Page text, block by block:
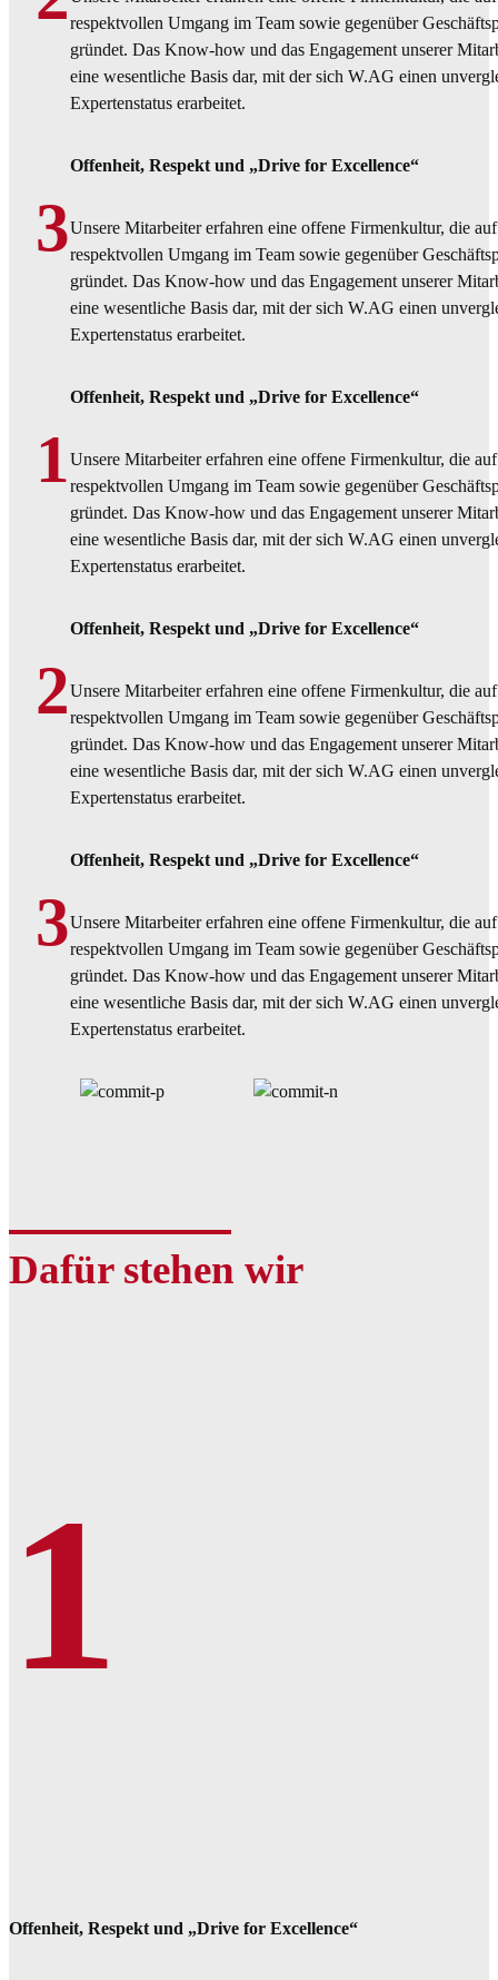
respektvollen Umgang im Team sowie gegenüber
gründet. Das Know-how und das Engagement unserer
eine wesentliche Basis dar, mit der sich W.AG einen
Expertenstatus erarbeitet.
3
Offenheit, Respekt und „Drive for Excellence“
Unsere Mitarbeiter erfahren eine offene Firmenkultur, die
respektvollen Umgang im Team sowie gegenüber
gründet. Das Know-how und das Engagement unserer
eine wesentliche Basis dar, mit der sich W.AG einen
Expertenstatus erarbeitet.
1
Offenheit, Respekt und „Drive for Excellence“
Unsere Mitarbeiter erfahren eine offene Firmenkultur, die
respektvollen Umgang im Team sowie gegenüber
gründet. Das Know-how und das Engagement unserer
eine wesentliche Basis dar, mit der sich W.AG einen
Expertenstatus erarbeitet.
2
Offenheit, Respekt und „Drive for Excellence“
Unsere Mitarbeiter erfahren eine offene Firmenkultur, die
respektvollen Umgang im Team sowie gegenüber
gründet. Das Know-how und das Engagement unserer
eine wesentliche Basis dar, mit der sich W.AG einen
Expertenstatus erarbeitet.
3
Offenheit, Respekt und „Drive for Excellence“
Unsere Mitarbeiter erfahren eine offene Firmenkultur, die
respektvollen Umgang im Team sowie gegenüber
gründet. Das Know-how und das Engagement unserer
eine wesentliche Basis dar, mit der sich W.AG einen
Expertenstatus erarbeitet.
Dafür stehen wir
1
Offenheit, Respekt und „Drive for Excellence“